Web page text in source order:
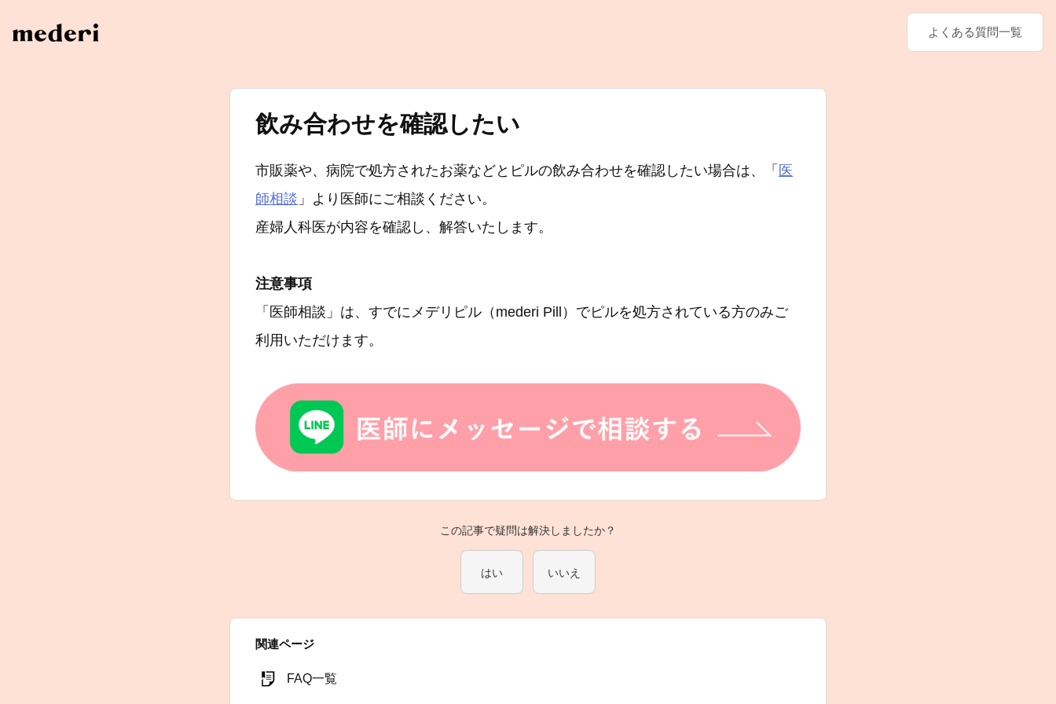
よくある質問一覧
飲み合わせを確認したい
市販薬や、病院で処方されたお薬などとピルの飲み合わせを確認したい場合は、「 医
師相談 」より医師にご相談ください。
産婦人科医が内容を確認し、解答いたします。
注意事項
「医師相談」は、すでにメデリピル（mederi Pill）でピルを処方されている方のみご
利用いただけます。
この記事で疑問は解決しましたか？
はい いいえ
関連ページ
FAQ一覧